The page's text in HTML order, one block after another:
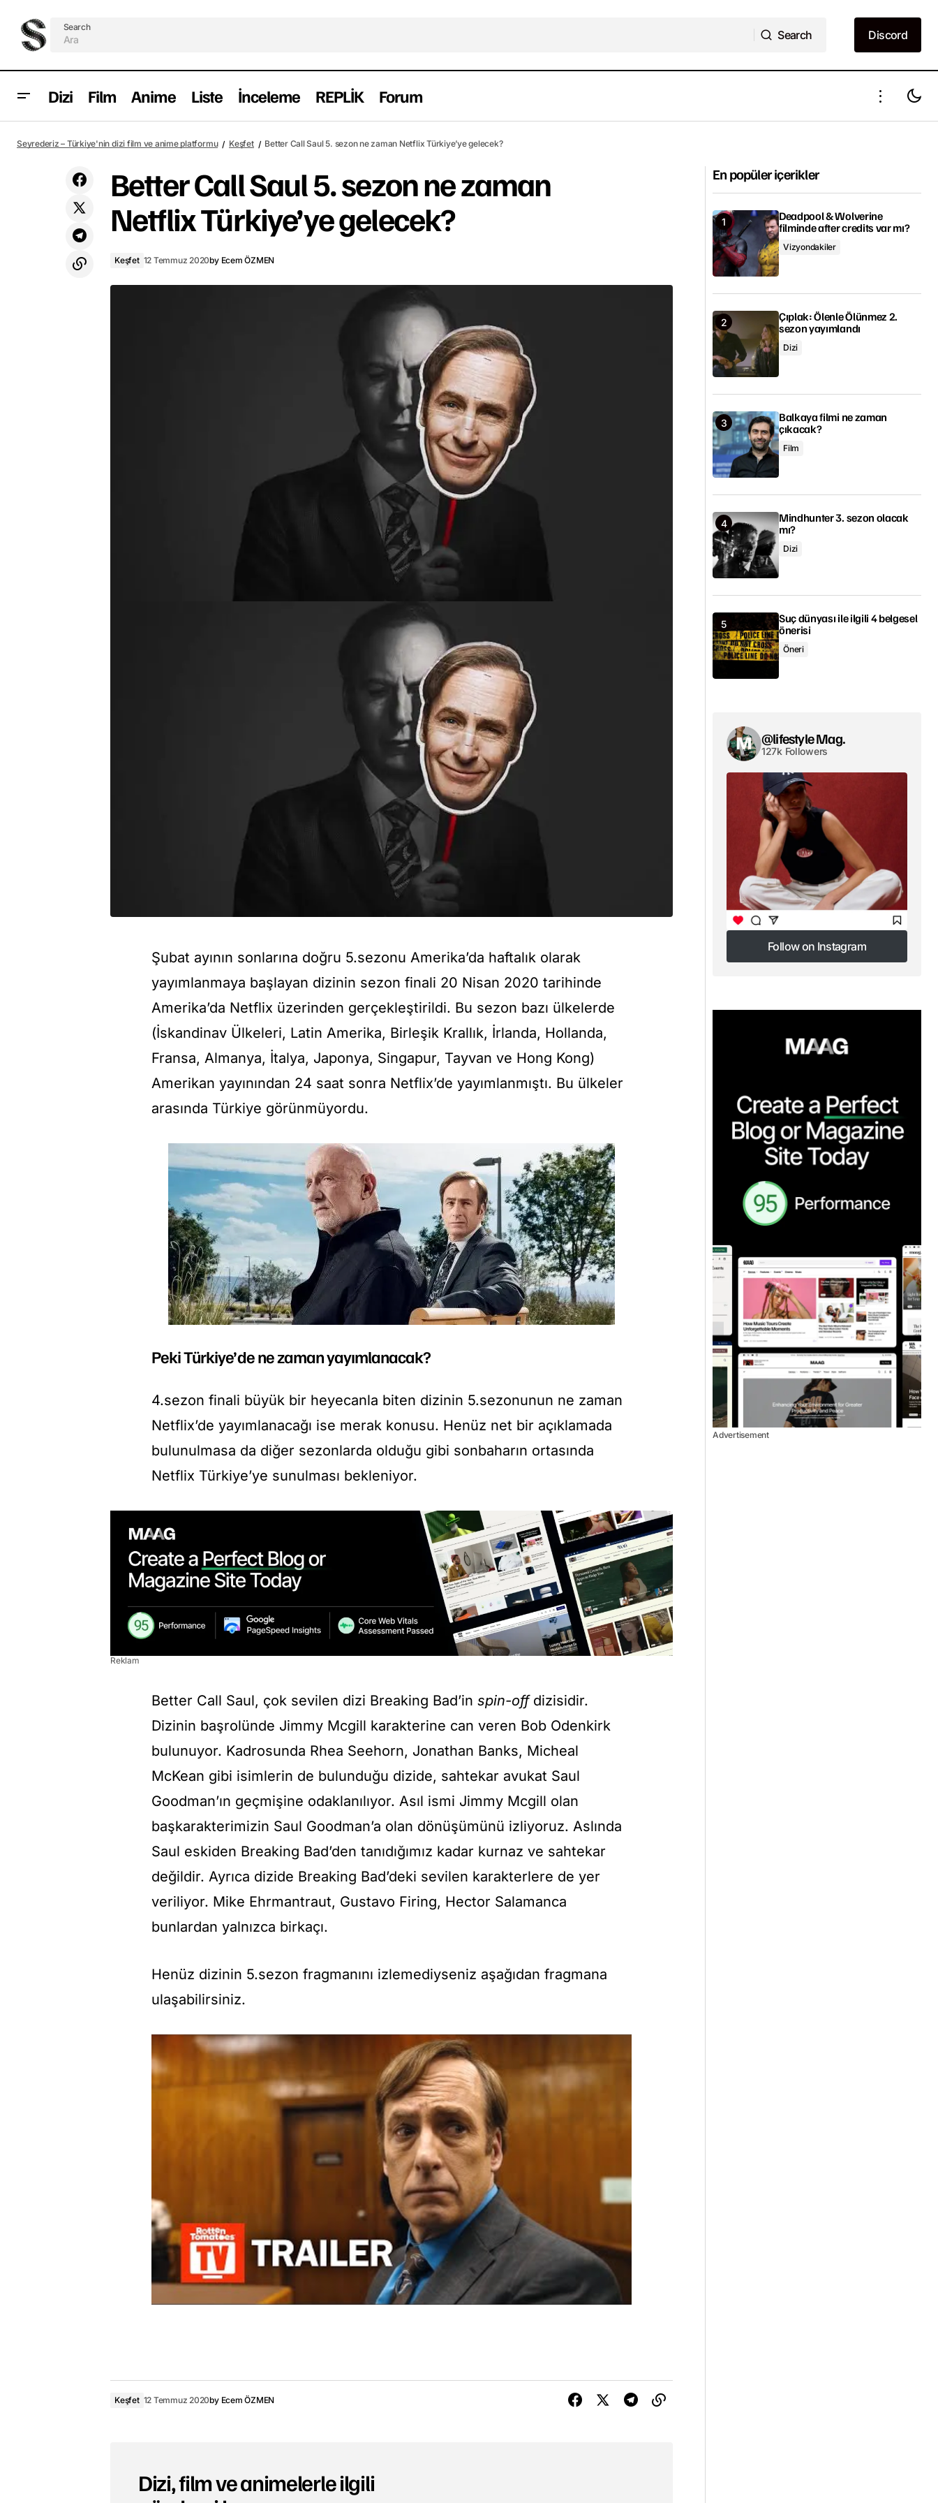
Search
Search
Discord
Discord
Dizi Film Anime Liste İnceleme REPLİK Forum
Fatih Akın'dan HBO için mini dizi Keşfet Better Call Saul 5. sezon ne zaman Netflix Türkiye’ye gelecek?
Seyrederiz – Türkiye'nin dizi film ve anime platformu Keşfet Better Call Saul 5. sezon ne zaman Netflix Türkiye’ye gelecek?
Better Call Saul 5. sezon ne zaman
Netflix Türkiye’ye gelecek?
Keşfet 12 Temmuz 2020by Ecem ÖZMEN
Şubat ayının sonlarına doğru 5.sezonu Amerika’da haftalık olarak
yayımlanmaya başlayan dizinin sezon finali 20 Nisan 2020 tarihinde
Amerika’da Netflix üzerinden gerçekleştirildi. Bu sezon bazı ülkelerde
(İskandinav Ülkeleri, Latin Amerika, Birleşik Krallık, İrlanda, Hollanda,
Fransa, Almanya, İtalya, Japonya, Singapur, Tayvan ve Hong Kong)
Amerikan yayınından 24 saat sonra Netflix’de yayımlanmıştı. Bu ülkeler
arasında Türkiye görünmüyordu.
Peki Türkiye’de ne zaman yayımlanacak?
4.sezon finali büyük bir heyecanla biten dizinin 5.sezonunun ne zaman
Netflix’de yayımlanacağı ise merak konusu. Henüz net bir açıklamada
bulunulmasa da diğer sezonlarda olduğu gibi sonbaharın ortasında
Netflix Türkiye’ye sunulması bekleniyor.
Reklam
Better Call Saul, çok sevilen dizi Breaking Bad’in spin-offdizisidir.
Dizinin başrolünde Jimmy Mcgill karakterine can veren Bob Odenkirk
bulunuyor. Kadrosunda Rhea Seehorn, Jonathan Banks, Micheal
McKean gibi isimlerin de bulunduğu dizide, sahtekar avukat Saul
Goodman’ın geçmişine odaklanılıyor. Asıl ismi Jimmy Mcgill olan
başkarakterimizin Saul Goodman’a olan dönüşümünü izliyoruz. Aslında
Saul eskiden Breaking Bad’den tanıdığımız kadar kurnaz ve sahtekar
değildir. Ayrıca dizide Breaking Bad’deki sevilen karakterlere de yer
veriliyor. Mike Ehrmantraut, Gustavo Firing, Hector Salamanca
bunlardan yalnızca birkaçı.
Henüz dizinin 5.sezon fragmanını izlemediyseniz aşağıdan fragmana
ulaşabilirsiniz.
Keşfet 12 Temmuz 2020by Ecem ÖZMEN
Dizi, film ve animelerle ilgili
En popüler içerikler
Deadpool & Wolverine
filminde after credits var mı?
Vizyondakiler
Çıplak: Ölenle Ölünmez 2.
sezon yayımlandı
Dizi
Balkaya filmi ne zaman
çıkacak?
Film
Mindhunter 3. sezon olacak
mı?
Dizi
Suç dünyası ile ilgili 4 belgesel
önerisi
Öneri
@lifestyle Mag.
127k Followers
Follow on Instagram
Follow on Instagram
Advertisement